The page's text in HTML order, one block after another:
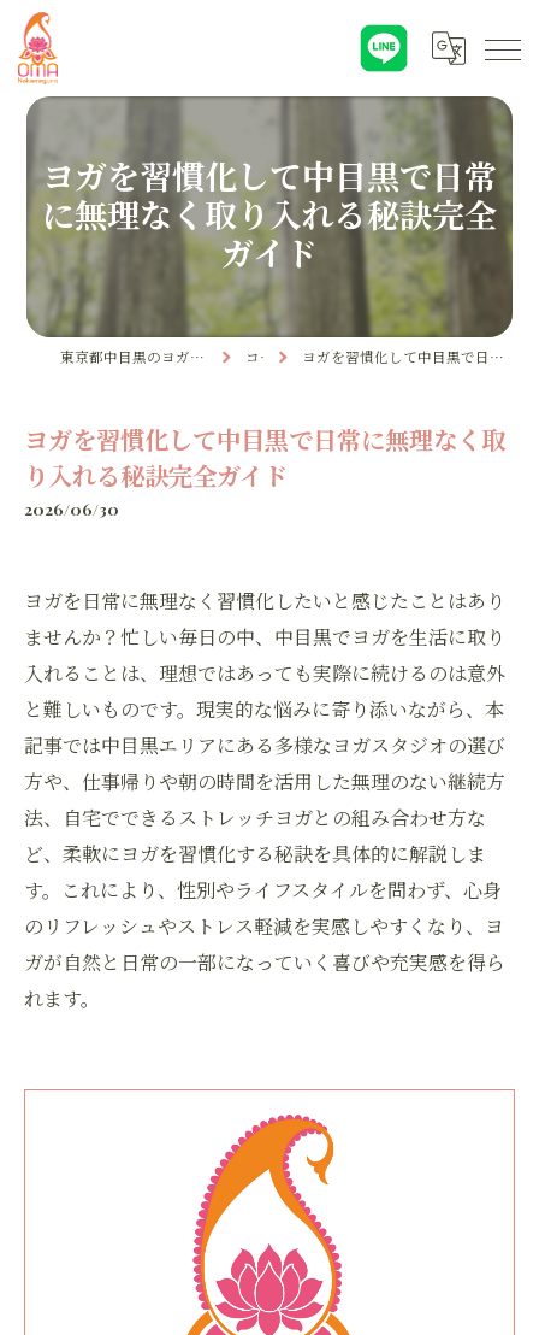
ヨガを習慣化して中目黒で日常
に無理なく取り入れる秘訣完全
ガイド
東京都中目黒のヨガならYoga & Ayurveda OMA コラム ヨガを習慣化して中目黒で日常に無理なく取り入れる秘訣完全ガイド
ヨガを習慣化して中目黒で日常に無理なく取
り入れる秘訣完全ガイド
2026/06/30
ヨガを日常に無理なく習慣化したいと感じたことはあり
ませんか？忙しい毎日の中、中目黒でヨガを生活に取り
入れることは、理想ではあっても実際に続けるのは意外
と難しいものです。現実的な悩みに寄り添いながら、本
記事では中目黒エリアにある多様なヨガスタジオの選び
方や、仕事帰りや朝の時間を活用した無理のない継続方
法、自宅でできるストレッチヨガとの組み合わせ方な
ど、柔軟にヨガを習慣化する秘訣を具体的に解説しま
す。これにより、性別やライフスタイルを問わず、心身
のリフレッシュやストレス軽減を実感しやすくなり、ヨ
ガが自然と日常の一部になっていく喜びや充実感を得ら
れます。